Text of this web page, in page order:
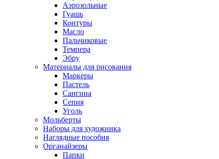
Аэрозольные
Гуашь
Контуры
Масло
Пальчиковые
Темпера
Эбру
Материалы для рисования
Маркеры
Пастель
Сангина
Сепия
Уголь
Мольберты
Наборы для художника
Наглядные пособия
Органайзеры
Папки